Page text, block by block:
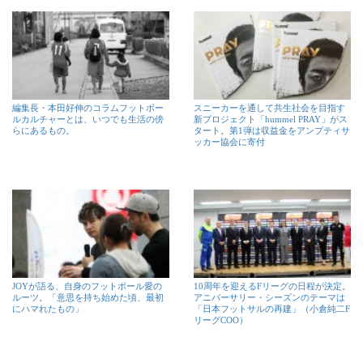
編集長・本田好伸のコラムフットボー
ルカルチャーとは、いつでも生活の傍
らにあるもの。
スニーカーを通して共生社会を目指す
新プロジェクト「hummel PRAY」がス
タート。第1弾は収益金をアンプティサ
ッカー協会に寄付
JOYが語る、自身のフットボール愛の
ルーツ。「意思を持ち始めた頃、最初
にハマれたもの」
10周年を迎えるFリーグの日程が決定。
アニバーサリー・シーズンのテーマは
「日本フットサルの再建」（小倉純二F
リーグCOO）